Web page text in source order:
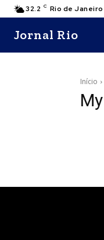
32.2 C Rio de Janeiro
Jornal Rio
Início